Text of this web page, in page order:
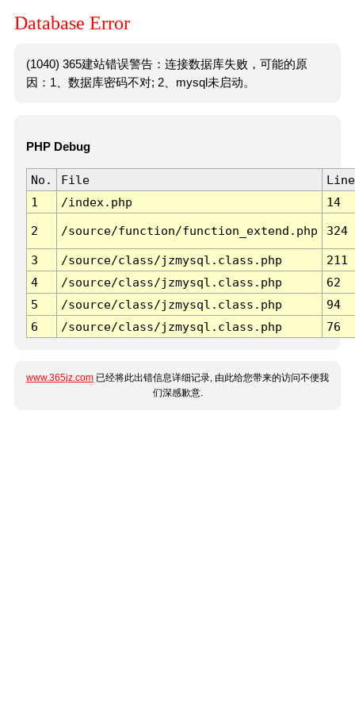
Database Error
(1040) 365建站错误警告：连接数据库失败，可能的原
因：1、数据库密码不对; 2、mysql未启动。
PHP Debug
No. File
Line
1
/index.php 14
2 /source/function/function_extend.php 324
3 /source/class/jzmysql.class.php
211
4
/source/class/jzmysql.class.php
62
5
/source/class/jzmysql.class.php
94
6
/source/class/jzmysql.class.php 76
www.365jz.com 已经将此出错信息详细记录, 由此给您带来的访问不便我
们深感歉意.